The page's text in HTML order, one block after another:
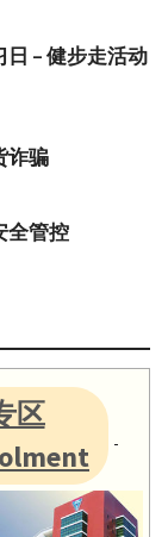
– 健步走活动
诈骗
全管控
区